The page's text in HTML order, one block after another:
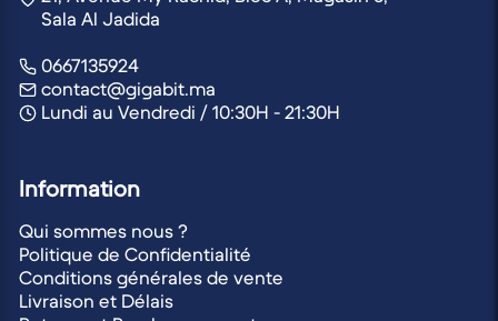
Sala Al Jadida
0667135924
contact@gigabit.ma
Lundi au Vendredi / 10:30H - 21:30H
Information
Qui sommes nous ?
Politique de Confidentialité
Conditions générales de vente
Livraison et Délais